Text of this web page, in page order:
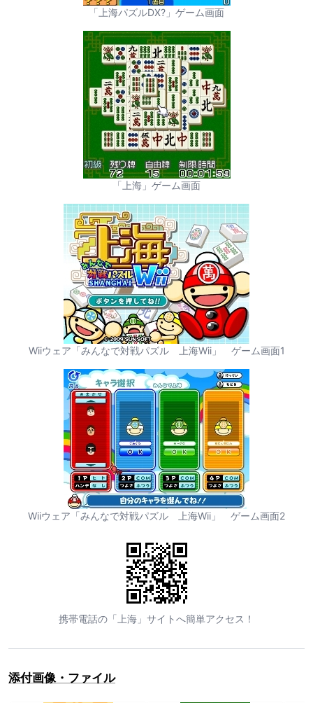
「上海パズルDX?」ゲーム画面
「上海」ゲーム画面
Wiiウェア「みんなで対戦パズル 上海Wii」 ゲーム画面1
Wiiウェア「みんなで対戦パズル 上海Wii」 ゲーム画面2
携帯電話の「上海」サイトへ簡単アクセス！
添付画像・ファイル